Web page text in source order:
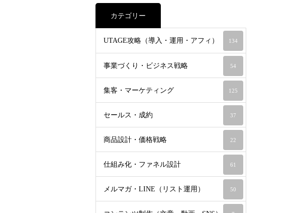
カテゴリー
UTAGE攻略（導入・運用・アフィ） 134
事業づくり・ビジネス戦略 54
集客・マーケティング 125
セールス・成約 37
商品設計・価格戦略 22
仕組み化・ファネル設計 61
メルマガ・LINE（リスト運用） 50